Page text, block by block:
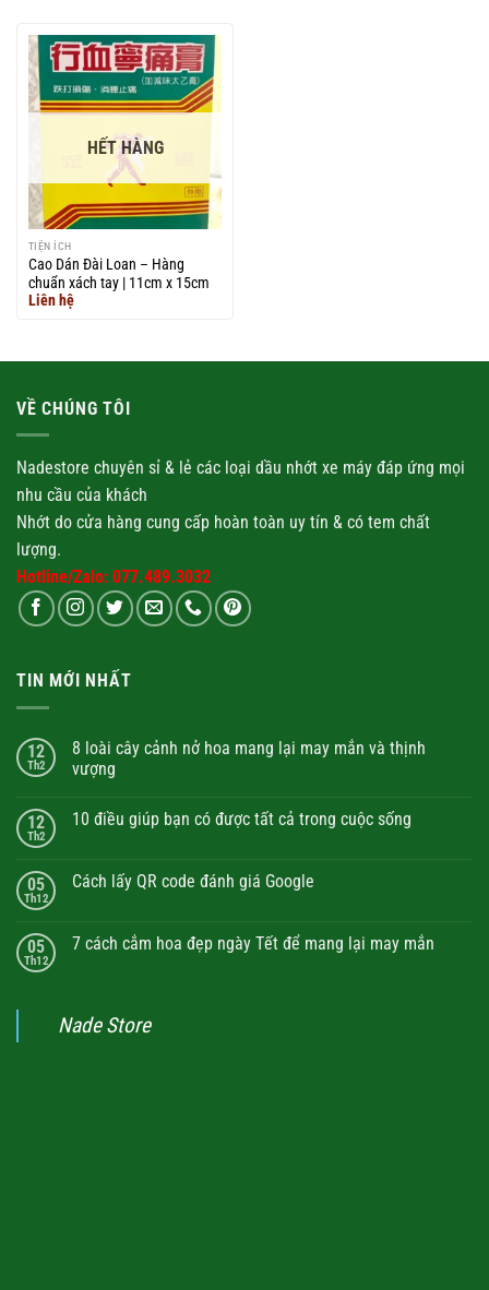
HẾT HÀNG
TIỆN ÍCH
Cao Dán Đài Loan – Hàng
chuẩn xách tay | 11cm x 15cm
Liên hệ
VỀ CHÚNG TÔI
Nadestore chuyên sỉ & lẻ các loại dầu nhớt xe máy đáp ứng mọi
nhu cầu của khách
Nhớt do cửa hàng cung cấp hoàn toàn uy tín & có tem chất
lượng.
Hotline/Zalo: 077.489.3032
TIN MỚI NHẤT
12
Th2
8 loài cây cảnh nở hoa mang lại may mắn và thịnh
vượng
12
Th2
10 điều giúp bạn có được tất cả trong cuộc sống
05
Th12
Cách lấy QR code đánh giá Google
05
Th12
7 cách cắm hoa đẹp ngày Tết để mang lại may mắn
Nade Store